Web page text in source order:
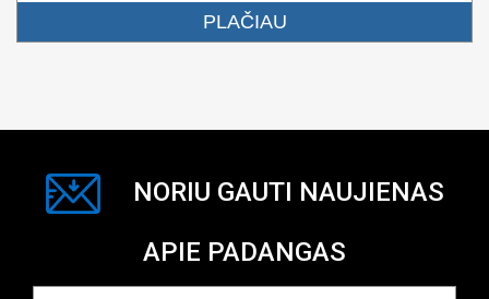
PLAČIAU
NORIU GAUTI NAUJIENAS
APIE PADANGAS